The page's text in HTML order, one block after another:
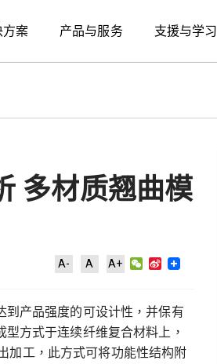
方案 产品与服务 支援与学习
多材质翘曲模
A- A A+ WeChat
Sina
产品强度的可设计性，并保有
方式于连续纤维复合材料上，
加工，此方式可将功能性结构附